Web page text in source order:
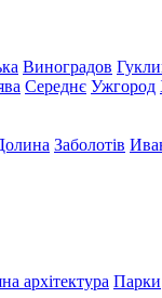
Виноградов
Середнє Ужгород
Заболотів
архітектура Парки